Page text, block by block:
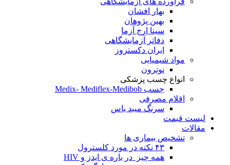
بهار افشان
بهین پژوهان
سینا ارج آزما
دفاتر آزمایشگاهی
ایران دکستروز
مواد شیمیایی
نوترون
انواع چسب پزشکی
چسب Medix- Mediflex-Medibob
اقلام مصرفی
سرنگ میبد یاس
لیست قیمت
مقالات
تشخیص بیماری ها
۴۳ نکته در مورد کلسترول
همه چیز در باره ی ایدز و HIV